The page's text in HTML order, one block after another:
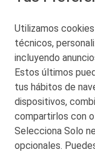
Utilizamos
técnicos,
incluyendo
Estos últimos
tus hábitos de
dispositivos,
compartirlos con
Selecciona Solo
opcionales.